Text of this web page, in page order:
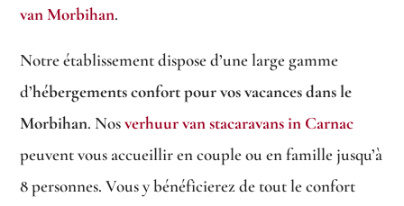
van Morbihan.
Notre établissement dispose d’une large gamme
d’hébergements confort pour vos vacances dans le
Morbihan. Nosverhuur van stacaravans in Carnac
peuvent vous accueillir en couple ou en famille jusqu’à
8 personnes. Vous y bénéficierez de tout le confort